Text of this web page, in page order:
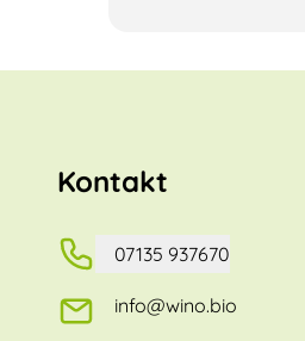
Kontakt
07135 937670
info@wino.bio